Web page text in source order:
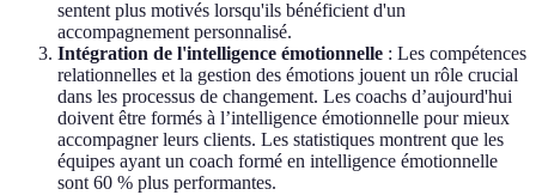
sentent plus motivés lorsqu'ils bénéficient d'un
accompagnement personnalisé.
Intégration de l'intelligence émotionnelle : Les compétences
relationnelles et la gestion des émotions jouent un rôle crucial
dans les processus de changement. Les coachs d’aujourd'hui
doivent être formés à l’intelligence émotionnelle pour mieux
accompagner leurs clients. Les statistiques montrent que les
équipes ayant un coach formé en intelligence émotionnelle
sont 60 % plus performantes.